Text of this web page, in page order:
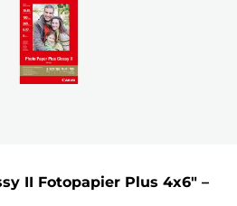
II Fotopapier Plus 4x6" –